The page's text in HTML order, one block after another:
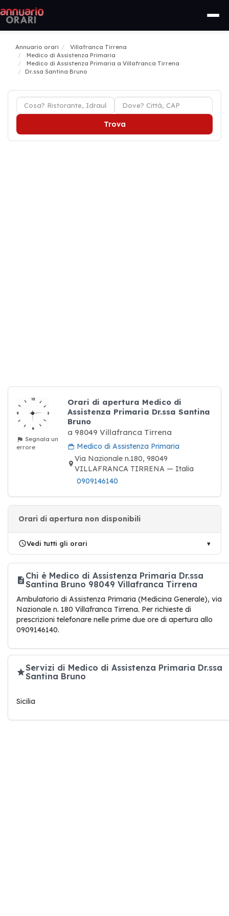
Annuario orari
Villafranca Tirrena
Medico di Assistenza Primaria
Medico di Assistenza Primaria a Villafranca Tirrena
Dr.ssa Santina Bruno
Trova
Segnala un
errore
Orari di apertura Medico di
Assistenza Primaria Dr.ssa Santina
Bruno
a 98049 Villafranca Tirrena
Medico di Assistenza Primaria
Via Nazionale n.180, 98049
VILLAFRANCA TIRRENA — Italia
0909146140
Orari di apertura non disponibili
Vedi tutti gli orari
Chi è Medico di Assistenza Primaria Dr.ssa
Santina Bruno 98049 Villafranca Tirrena
Ambulatorio di Assistenza Primaria (Medicina Generale), via
Nazionale n. 180 Villafranca Tirrena. Per richieste di
prescrizioni telefonare nelle prime due ore di apertura allo
0909146140.
Servizi di Medico di Assistenza Primaria Dr.ssa
Santina Bruno
Sicilia